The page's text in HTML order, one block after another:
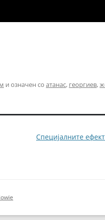
и означен со атанас, георгиев,
Специјалните